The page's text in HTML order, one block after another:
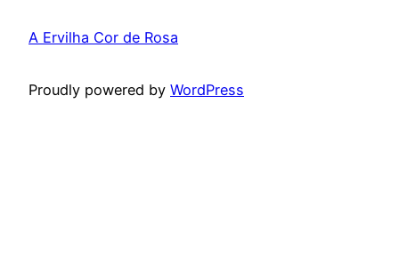
A Ervilha Cor de Rosa
Proudly powered by WordPress